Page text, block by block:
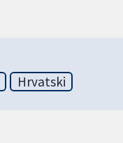
Hrvatski